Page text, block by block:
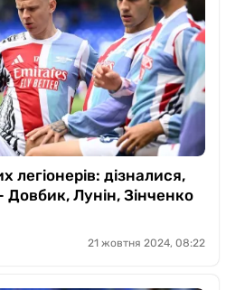
легіонерів: дізналися,
Довбик, Лунін, Зінченко
21 жовтня 2024, 08:22